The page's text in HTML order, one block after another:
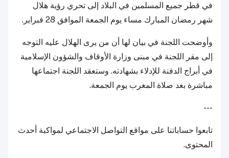
في قطر جميع المسلمين في البلاد إلى تحري رؤية هلال
شهر رمضان المبارك مساء يوم الجمعة الموافق 28 فبراير.
وأوضحت اللجنة في بيان لها أن من يرى الهلال عليه التوجه
إلى مقر اللجنة في مبنى وزارة الأوقاف والشؤون الإسلامية
في أبراج الدفنة للإدلاء بشهادته. وستعقد اللجنة اجتماعها
مباشرة بعد صلاة المغرب يوم الجمعة.
---
تابعوا حساباتنا على مواقع التواصل الاجتماعي لمواكبة أحدث
المحتوى.